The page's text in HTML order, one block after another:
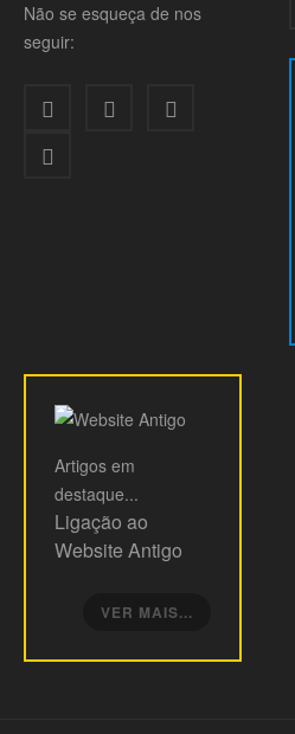
Não se esqueça de nos
seguir:
Artigos em
destaque...
Ligação ao
Website Antigo
VER MAIS...